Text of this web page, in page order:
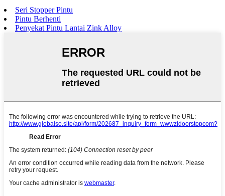
Seri Stopper Pintu
Pintu Berhenti
Penyekat Pintu Lantai Zink Alloy